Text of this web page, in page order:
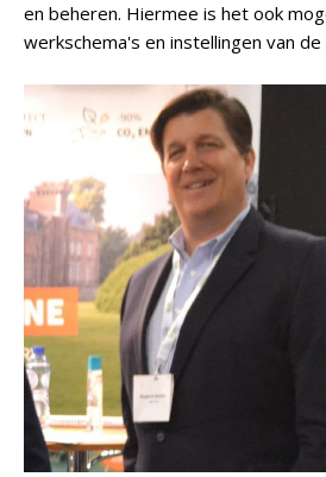
en beheren. Hiermee is het ook
werkschema's en instellingen van